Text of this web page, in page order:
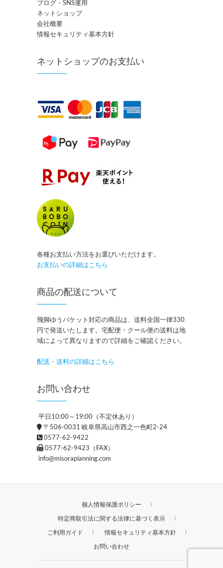
ブログ・SNS運用
ネットショップ
会社概要
情報セキュリティ基本方針
ネットショップのお支払い
各種お支払い方法をお選びいただけます。
お支払いの詳細はこちら
商品の配送について
飛脚ゆうパケット対応の商品は、送料全国一律330
円で発送いたします。宅配便・クール便の送料は地
域によって異なりますので詳細をご確認ください。
配送・送料の詳細はこちら
お問い合わせ
平日10:00～19:00（不定休あり）
〒506-0031 岐阜県高山市西之一色町2-24
0577-62-9422
0577-62-9423（FAX）
info@misoraplanning.com
個人情報保護ポリシー
特定商取引法に関する法律に基づく表示
ご利用ガイド
情報セキュリティ基本方針
お問い合わせ